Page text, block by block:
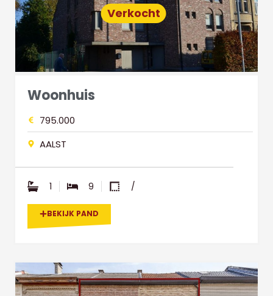
Verkocht
Woonhuis
795.000
AALST
1 9 /
BEKIJK PAND